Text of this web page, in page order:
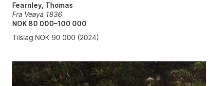
Fearnley, Thomas
Fra Veøya 1836
NOK 80 000–100 000
Tilslag NOK 90 000 (2024)